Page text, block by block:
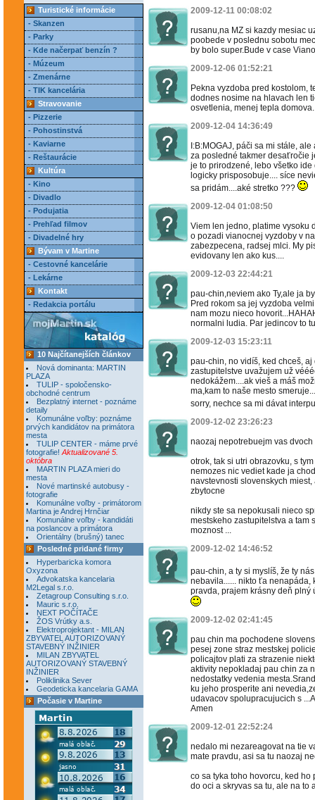
Turistické informácie
- Skanzen
- Parky
- Kde načerpať benzín ?
- Múzeum
- Zmenárne
- TIK kancelária
Stravovanie
- Pizzerie
- Pohostinstvá
- Kaviarne
- Reštaurácie
Kultúra
- Kino
- Divadlo
- Podujatia
- Prehľad filmov
- Divadelné hry
Bývam v Martine
- Cestovné kancelárie
- Lekárne
Kontakt
- Redakcia portálu
10 Najčítanejších článkov
Nová dominanta: MARTIN
PLAZA
TULIP - spoločensko-
obchodné centrum
Bezplatný internet - poznáme
detaily
Komunálne voľby: poznáme
prvých kandidátov na primátora
mesta
TULIP CENTER - máme prvé
fotografie! Aktualizované 5.
októbra
MARTIN PLAZA mieri do
mesta
Nové martinské autobusy -
fotografie
Komunálne voľby - primátorom
Martina je Andrej Hrnčiar
Komunálne voľby - kandidáti
na poslancov a primátora
Orientálny (brušný) tanec
Posledné pridané firmy
Hyperbaricka komora
Oxyzona
Advokatska kancelaria
M2Legal s.r.o.
Zetagroup Consulting s.r.o.
Mauric s.r.o.
NEXT POČÍTAČE
ŽOS Vrútky a.s.
Elektroprojektant - MILAN
ZBYVATEL AUTORIZOVANÝ
STAVEBNÝ INŽINIER
MILAN ZBYVATEL
AUTORIZOVANÝ STAVEBNÝ
INŽINIER
Poliklinika Sever
Geodeticka kancelaria GAMA
Počasie v Martine
2009-12-11 00:08:02
rusanu,na MZ si kazdy mesiac
poobede v poslednu sobotu
by bolo super.Bude v case
2009-12-06 01:52:21
Pekna vyzdoba pred kostolom,
dodnes nosime na hlavach len
osvetlenia, menej tepla domova.
2009-12-04 14:36:49
I:B:MOGAJ, páči sa mi stále,
za posledné takmer desaťročie
je to prirodzené, lebo všetko
logicky prisposobuje.... síce
sa pridám....aké stretko ???
2009-12-04 01:08:50
Viem len jedno, platime vysoku
o pozadi vianocnej vyzdoby v
zabezpecena, radsej mlci. My
evidovany len ako kus....
2009-12-03 22:44:21
pau-chin,neviem ako Ty,ale ja
Pred rokom sa jej vyzdoba
nam mozu nieco
normalni ludia. Par jedincov to
2009-12-03 15:23:11
pau-chin, no vidíš, ked chceš,
zastupitelstve uvažujem už
nedokážem....ak vieš a máš
ma,kam to naše mesto
sorry, nechce sa mi dávat
2009-12-02 23:26:23
naozaj nepotrebuejm vas dvoch
otrok, tak si utri obrazovku, s
nemozes nic vediet kade ja
navstevnosti slovenskych
zbytocne
nikdy ste sa nepokusali nieco
mestskeho zastupitelstva a tam
moznost ...
2009-12-02 14:46:52
pau-chin, a ty si myslíš, že ty
nebavila...... nikto ťa nenapáda,
pravda, prajem krásny deň
2009-12-02 02:41:45
pau chin ma pochodene
pesej zone straz mestskej
policajtov plati za strazenie
aktivity nepokladaj pau chin za
nedostatky vedenia
ku jeho prosperite ani
udavacov spolupracujucich s
Amen
2009-12-01 22:52:24
nedalo mi nezareagovat na tie
mate pravdu, asi sa tu naozaj
co sa tyka toho hovorcu, ked
do oci a skryvas sa tu, ale na to